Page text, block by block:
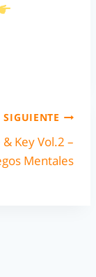
SIGUIENTE
Key Vol.2 –
Mentales